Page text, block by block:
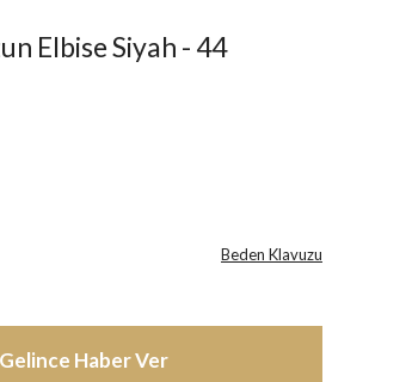
Elbise Siyah - 44
Beden Klavuzu
Haber Ver